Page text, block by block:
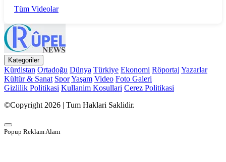
Tüm Videolar
Kategoriler
Kürdistan Ortadoğu Dünya Türkiye Ekonomi Röportaj Yazarlar
Kültür & Sanat SporYaşam Video Foto Galeri
Gizlilik Politikasi Kullanim Kosullari Cerez Politikasi
©Copyright 2026 | Tum Haklari Saklidir.
Popup Reklam Alanı